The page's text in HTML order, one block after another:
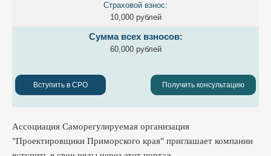
Страховой взнос:
10,000 рублей
Сумма всех взносов:
60,000 рублей
Вступить в СРО Получить консультацию
Ассоциация Саморегулируемая организация
"Проектировщики Приморского края" приглашает компании